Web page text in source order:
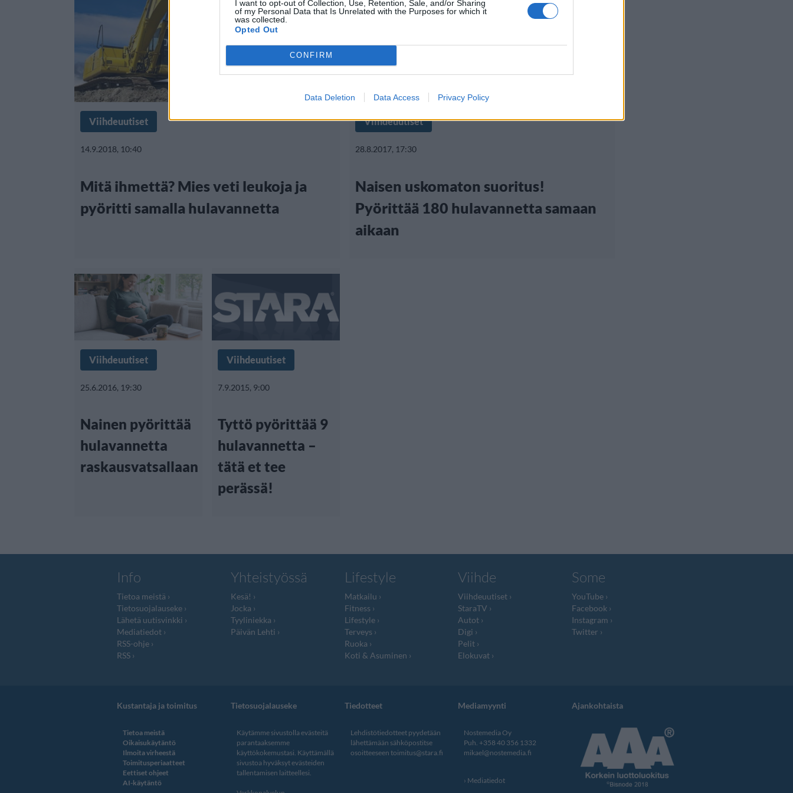
I want to opt-out of Collection, Use, Retention, Sale, and/or Sharing
of my Personal Data that Is Unrelated with the Purposes for which it
was collected.
Opted Out
CONFIRM
Data Deletion Data Access Privacy Policy
Viihdeuutiset
14.9.2018, 10:40
Mitä ihmettä? Mies veti leukoja ja
pyöritti samalla hulavannetta
Viihdeuutiset
28.8.2017, 17:30
Naisen uskomaton suoritus!
Pyörittää 180 hulavannetta samaan
aikaan
Viihdeuutiset
25.6.2016, 19:30
Nainen pyörittää
hulavannetta
raskausvatsallaan
Viihdeuutiset
7.9.2015, 9:00
Tyttö pyörittää 9
hulavannetta –
tätä et tee
perässä!
Info
Tietoa meistä
Tietosuojalauseke
Lähetä uutisvinkki
Mediatiedot
RSS-ohje
RSS
Yhteistyössä
Kesä!
Jocka
Tyyliniekka
Päivän Lehti
Lifestyle
Matkailu
Fitness
Lifestyle
Terveys
Ruoka
Koti & Asuminen
Viihde
Viihdeuutiset
StaraTV
Autot
Digi
Pelit
Elokuvat
Some
YouTube
Facebook
Instagram
Twitter
Kustantaja ja toimitus
Tietoa meistä
Oikaisukäytäntö
Ilmoita virheestä
Toimitusperiaatteet
Eettiset ohjeet
AI-käytäntö
Tietosuojalauseke
Käytämme sivustolla evästeitä
parantaaksemme
käyttökokemustasi. Käyttämällä
sivustoa hyväksyt evästeiden
tallentamisen laitteellesi.
Tiedotteet
Lehdistötiedotteet pyydetään
lähettämään sähköpostitse
osoitteeseen toimitus@stara.fi
Mediamyynti
Nostemedia Oy
Puh. +358 40 356 1332
mikael@nostemedia.fi
Mediatiedot
Ajankohtaista